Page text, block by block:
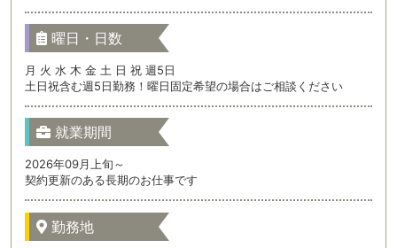
曜日・日数
月 火 水 木 金 土 日 祝 週5日
土日祝含む週5日勤務！曜日固定希望の場合はご相談ください
就業期間
2026年09月上旬～
契約更新のある長期のお仕事です
勤務地